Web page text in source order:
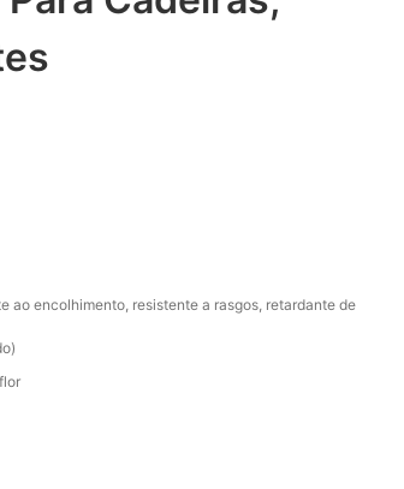
ao encolhimento, resistente a rasgos, retardante de